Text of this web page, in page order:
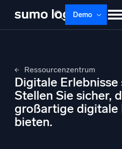
Demo
Lernen Über uns
Kostenlos testen Support
Dojo AI NEU
Multi-Agenten-AI-Plattform
Ressourcenzentrum
Digitale
Stellen Sie sicher,
großartige digitale
bieten.